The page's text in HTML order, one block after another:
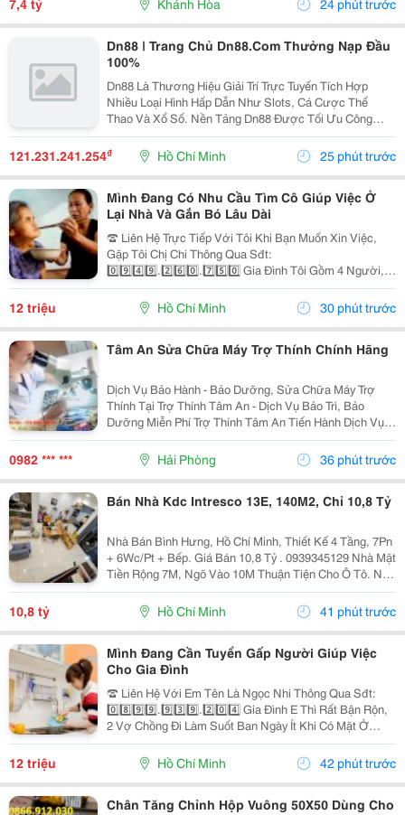
7,4 tỷ Khánh Hòa 24 phút trước
Dn88 | Trang Chủ Dn88.Com Thưởng Nạp Đầu
100%
Dn88 Là Thương Hiệu Giải Trí Trực Tuyến Tích Hợp
Nhiều Loại Hình Hấp Dẫn Như Slots, Cá Cược Thể
Thao Và Xổ Số. Nền Tảng Dn88 Được Tối Ưu Công
Nghệ, Bảo Mật Cao, Nạp Rút Nhanh Và Hỗ Trợ Tốt Trên
Pc Lẫn Điện Thoại Di Động. Website:
Https://Dn88C.com/...
121.231.241.254₫ Hồ Chí Minh 25 phút trước
Mình Đang Có Nhu Cầu Tìm Cô Giúp Việc Ở
Lại Nhà Và Gắn Bó Lâu Dài
☎️ Liên Hệ Trực Tiếp Với Tôi Khi Bạn Muốn Xin Việc,
Gặp Tôi Chị Chi Thông Qua Sđt:
0️⃣9️⃣4️⃣9️⃣.2️⃣6️⃣0️⃣.7️⃣5️⃣0️⃣ Gia Đình Tôi Gồm 4 Người, 2
Vợ Chồng 2 Con Nhỏ, Bé Lớn 9 Tuổi Đã Đi Học Có Ba
Mẹ Đưa Rước, Bé Nhỏ 1 Tuổi. Nhà Thì Chỉ Có 1 Lầu.
12 triệu Hồ Chí Minh 30 phút trước
Tâm An Sửa Chữa Máy Trợ Thính Chính Hãng
Dịch Vụ Bảo Hành - Bảo Dưỡng, Sửa Chữa Máy Trợ
Thính Tại Trợ Thính Tâm An - Dịch Vụ Bảo Trì, Bảo
Dưỡng Miễn Phí Trợ Thính Tâm An Tiến Hành Dịch Vụ
Bảo Dưỡng, Vệ Sinh Sấy Khô Máy Trợ Thính Định Kì 3
Tháng/1 Lần Đối Với Tất Cả Các Thiêt Bị Trợ...
0982 *** *** Hải Phòng 36 phút trước
Bán Nhà Kdc Intresco 13E, 140M2, Chỉ 10,8 Tỷ
Nhà Bán Bình Hưng, Hồ Chí Minh, Thiết Kế 4 Tầng, 7Pn
+ 6Wc/Pt + Bếp. Giá Bán 10,8 Tỷ . 0939345129 Nhà Mặt
Tiền Rộng 7M, Ngõ Vào 10M Thuận Tiện Cho Ô Tô. Nội
Thất Bao Gồm Điều Hòa, Tủ Lạnh, Giường, Mang Đến
Không Gian Sống Thoải Mái Và Tiện Nghi....
10,8 tỷ Hồ Chí Minh 41 phút trước
Mình Đang Cần Tuyển Gấp Người Giúp Việc
Cho Gia Đình
☎️ Liên Hệ Với Em Tên Là Ngọc Nhi Thông Qua Sđt:
0️⃣8️⃣9️⃣9️⃣.9️⃣3️⃣9️⃣.2️⃣0️⃣4️⃣ Gia Đình E Thì Rất Bận Rộn,
2 Vợ Chồng Đi Làm Suốt Ban Ngày Ít Khi Có Mặt Ở
Nhà. Nhưng Nhà Lại Có 1 Bà Cụ Đau Yếu Và 1 Bé Nhỏ
Năm Nay Đã Gần 2 Tuổi Vì Vậy Để Có Thể An...
12 triệu Hồ Chí Minh 42 phút trước
Chân Tăng Chỉnh Hộp Vuông 50X50 Dùng Cho